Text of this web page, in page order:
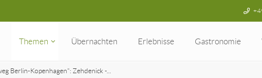
Themen Übernachten Erlebnisse Gastronomie
Berlin-Kopenhagen": Zehdenick -...